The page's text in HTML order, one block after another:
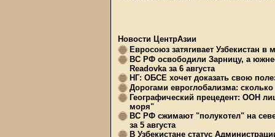
Новости ЦентрАзии
Евросоюз затягивает Узбекистан
ВС РФ освободили Зарницу, а
Readovka за 6 августа
НГ: ОБСЕ хочет доказать свою
Дорогами евроглобализма:
Географический прецедент: ООН
моря"
ВС РФ сжимают "полукотел" на
за 5 августа
В Узбекистане статус